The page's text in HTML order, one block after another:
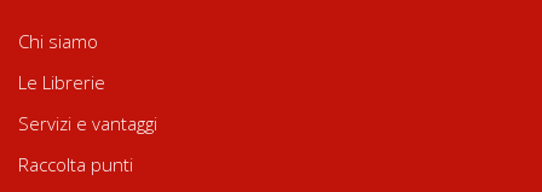
Chi siamo
Le Librerie
Servizi e vantaggi
Raccolta punti